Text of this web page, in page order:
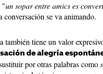
"un sopar entre amics es
conversación se va animando.
también tiene un valor
de alegría
por otras palabras como